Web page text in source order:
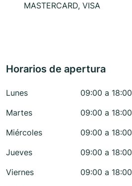
MASTERCARD, VISA
Horarios de apertura
Lunes
09:00 a 18:00
Martes
09:00 a 18:00
Miércoles
09:00 a 18:00
Jueves
09:00 a 18:00
Viernes
09:00 a 18:00